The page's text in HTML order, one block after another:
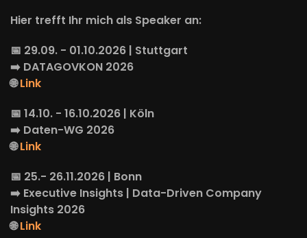
Hier trefft Ihr mich als Speaker an:
📅 29.09. - 01.10.2026 | Stuttgart
➡️ DATAGOVKON 2026
🌐Link
📅 14.10. - 16.10.2026 | Köln
➡️ Daten-WG 2026
🌐Link
📅 25.- 26.11.2026 | Bonn
➡️ Executive Insights | Data-Driven Company
Insights 2026
🌐Link